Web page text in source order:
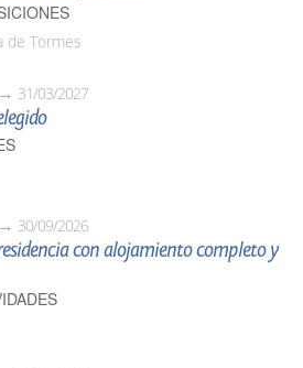
de Tormes
31/03/2027
30/09/2026
con alojamiento completo y